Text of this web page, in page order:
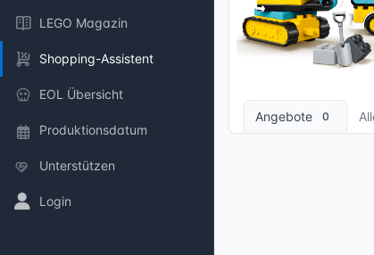
LEGO Magazin
Shopping-Assistent
EOL Übersicht
Produktionsdatum
Unterstützen
Login
Angebote 0